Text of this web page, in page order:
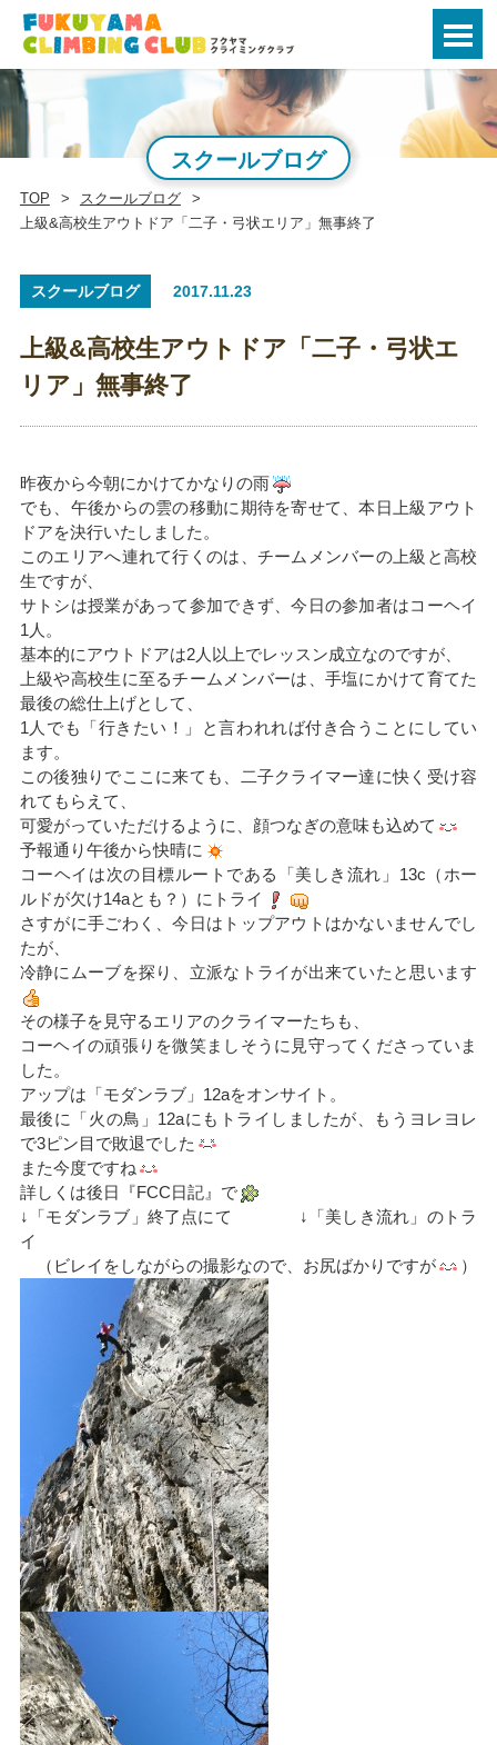
スクールブログ
TOP
スクールブログ
上級&高校生アウトドア「二子・弓状エリア」無事終了
スクールブログ 2017.11.23
上級&高校生アウトドア「二子・弓状エ
リア」無事終了
昨夜から今朝にかけてかなりの雨
でも、午後からの雲の移動に期待を寄せて、本日上級アウト
ドアを決行いたしました。
このエリアへ連れて行くのは、チームメンバーの上級と高校
生ですが、
サトシは授業があって参加できず、今日の参加者はコーヘイ
1人。
基本的にアウトドアは2人以上でレッスン成立なのですが、
上級や高校生に至るチームメンバーは、手塩にかけて育てた
最後の総仕上げとして、
1人でも「行きたい！」と言われれば付き合うことにしてい
ます。
この後独りでここに来ても、二子クライマー達に快く受け容
れてもらえて、
可愛がっていただけるように、顔つなぎの意味も込めて
予報通り午後から快晴に
コーヘイは次の目標ルートである「美しき流れ」13c（ホー
ルドが欠け14aとも？）にトライ
さすがに手ごわく、今日はトップアウトはかないませんでし
たが、
冷静にムーブを探り、立派なトライが出来ていたと思います
その様子を見守るエリアのクライマーたちも、
コーヘイの頑張りを微笑ましそうに見守ってくださっていま
した。
アップは「モダンラブ」12aをオンサイト。
最後に「火の鳥」12aにもトライしましたが、もうヨレヨレ
で3ピン目で敗退でした
また今度ですね
詳しくは後日『FCC日記』で
↓「モダンラブ」終了点にて ↓「美しき流れ」のトラ
イ
（ビレイをしながらの撮影なので、お尻ばかりですが
）